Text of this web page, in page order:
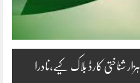
تین سال کے دوران 1 لاکھ 95 ہزار شناختی کارڈ بلاک کیے،نادرا